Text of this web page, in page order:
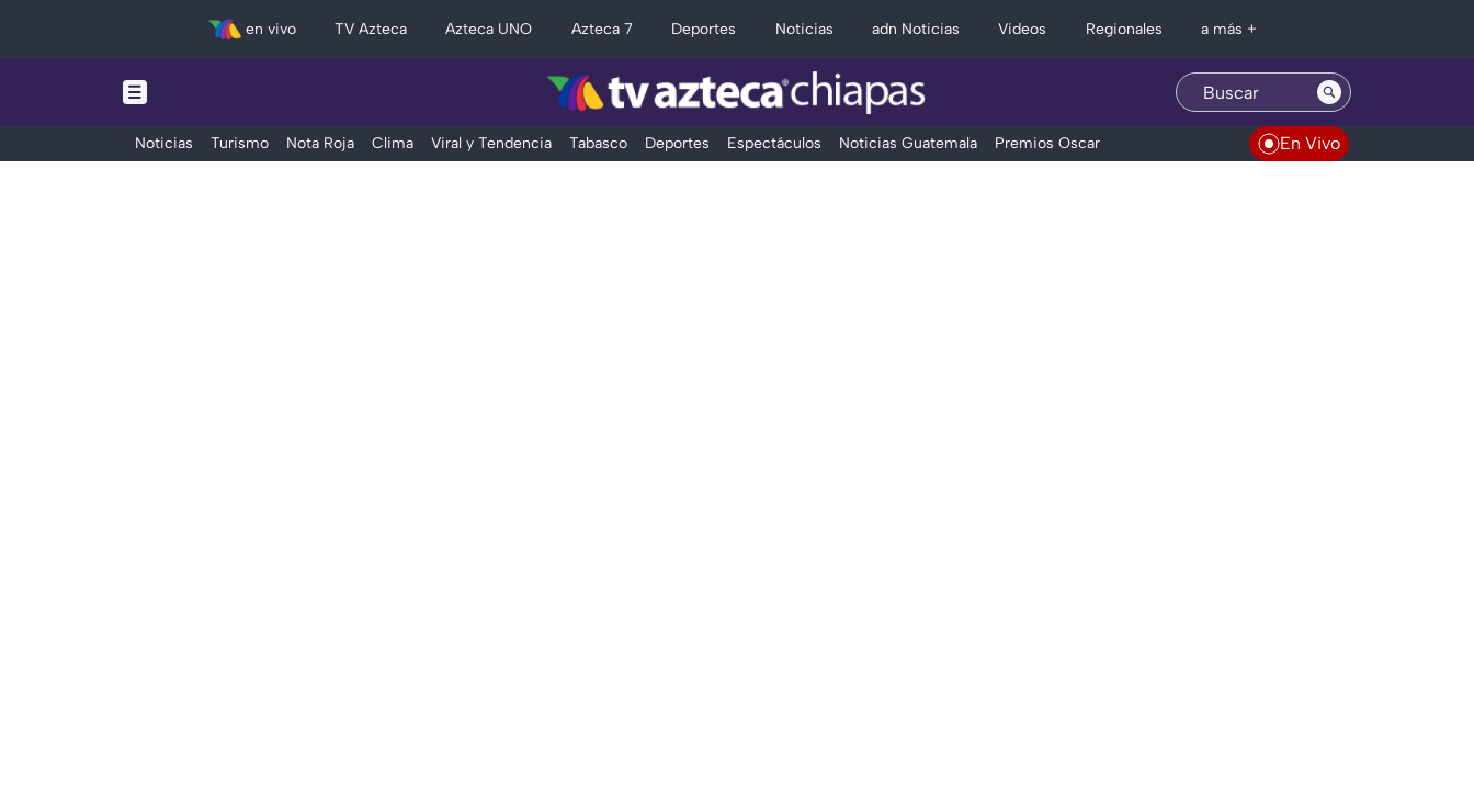
en vivo TV Azteca Azteca UNO Azteca 7 Deportes Noticias adn Noticias Videos Regionales a más +
Noticias Turismo Nota Roja Clima Viral y Tendencia Tabasco Deportes Espectáculos Noticias Guatemala Premios Oscar En Vivo